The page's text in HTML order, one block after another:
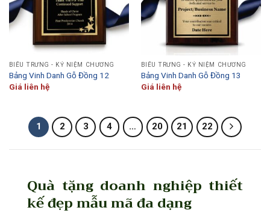
BIỂU TRƯNG - KỶ NIỆM CHƯƠNG
Bảng Vinh Danh Gỗ Đồng 12
Giá liên hệ
BIỂU TRƯNG - KỶ NIỆM CHƯƠNG
Bảng Vinh Danh Gỗ Đồng 13
Giá liên hệ
1 2 3 4 … 20 21 22
Quà tặng doanh nghiệp thiết
kế đẹp mẫu mã đa dạng